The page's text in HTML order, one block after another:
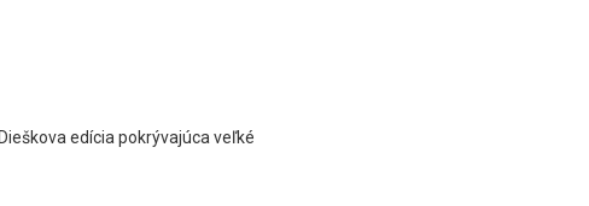
edícia pokrývajúca veľké